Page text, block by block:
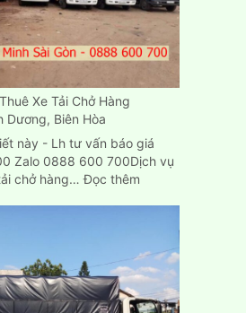
Xe Tải Chở Hàng
Dương, Biên Hòa
này - Lh tư vấn báo giá
Zalo 0888 600 700Dịch vụ
chở hàng…Đọc thêm:
Thuê
Xe
Tải
Chở